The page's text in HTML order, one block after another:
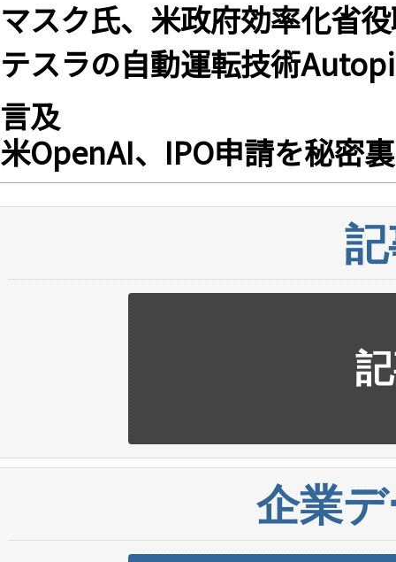
マスク氏、米政府効率化省
テスラの自動運転技術
言及
米OpenAI、IPO申請を秘密
企業